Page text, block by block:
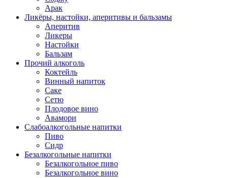
Арак
Ликёры, настойки, аперитивы и бальзамы
Аперитив
Ликеры
Настойки
Бальзам
Прочий алкоголь
Коктейль
Винный напиток
Саке
Сетю
Плодовое вино
Авамори
Слабоалкогольные напитки
Пиво
Сидр
Безалкогольные напитки
Безалкогольное пиво
Безалкогольное вино